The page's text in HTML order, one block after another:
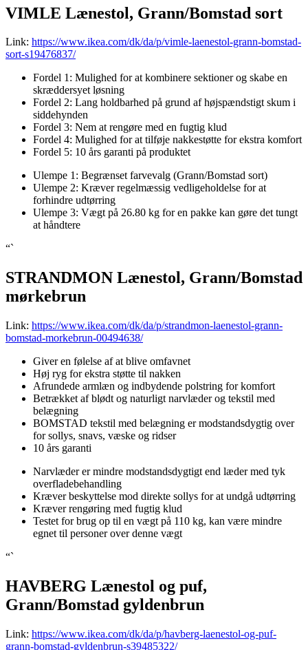
VIMLE Lænestol, Grann/Bomstad sort
Link: https://www.ikea.com/dk/da/p/vimle-laenestol-grann-bomstad-
sort-s19476837/
Fordel 1: Mulighed for at kombinere sektioner og skabe en
skræddersyet løsning
Fordel 2: Lang holdbarhed på grund af højspændstigt skum i
siddehynden
Fordel 3: Nem at rengøre med en fugtig klud
Fordel 4: Mulighed for at tilføje nakkestøtte for ekstra komfort
Fordel 5: 10 års garanti på produktet
Ulempe 1: Begrænset farvevalg (Grann/Bomstad sort)
Ulempe 2: Kræver regelmæssig vedligeholdelse for at
forhindre udtørring
Ulempe 3: Vægt på 26.80 kg for en pakke kan gøre det tungt
at håndtere
“`
STRANDMON Lænestol, Grann/Bomstad
mørkebrun
Link: https://www.ikea.com/dk/da/p/strandmon-laenestol-grann-
bomstad-morkebrun-00494638/
Giver en følelse af at blive omfavnet
Høj ryg for ekstra støtte til nakken
Afrundede armlæn og indbydende polstring for komfort
Betrækket af blødt og naturligt narvlæder og tekstil med
belægning
BOMSTAD tekstil med belægning er modstandsdygtig over
for sollys, snavs, væske og ridser
10 års garanti
Narvlæder er mindre modstandsdygtigt end læder med tyk
overfladebehandling
Kræver beskyttelse mod direkte sollys for at undgå udtørring
Kræver rengøring med fugtig klud
Testet for brug op til en vægt på 110 kg, kan være mindre
egnet til personer over denne vægt
“`
HAVBERG Lænestol og puf,
Grann/Bomstad gyldenbrun
Link: https://www.ikea.com/dk/da/p/havberg-laenestol-og-puf-
grann-bomstad-gyldenbrun-s39485322/